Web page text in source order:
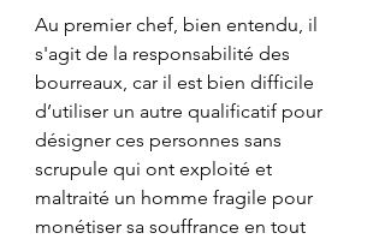
Au premier chef, bien entendu, il
s'agit de la responsabilité des
bourreaux, car il est bien difficile
d’utiliser un autre qualificatif pour
désigner ces personnes sans
scrupule qui ont exploité et
maltraité un homme fragile pour
monétiser sa souffrance en tout